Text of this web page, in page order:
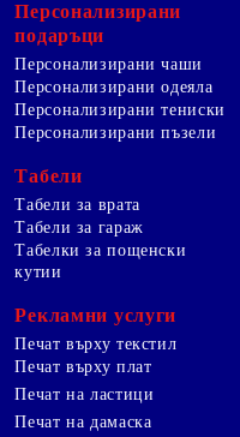
Персонализирани
подаръци
Персонализирани чаши
Персонализирани одеяла
Персонализирани тениски
Персонализирани пъзели
Табели
Табели за врата
Табели за гараж
Табелки за пощенски
кутии
Рекламни услуги
Печат върху текстил
Печат върху плат
Печат на ластици
Печат на дамаска